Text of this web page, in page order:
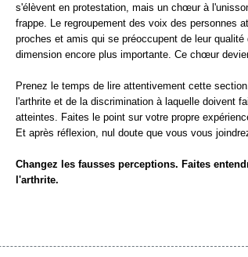
s'élèvent en protestation, mais un chœur à
frappe. Le regroupement des voix des personnes
proches et amis qui se préoccupent de leur
dimension encore plus importante. Ce chœur
Prenez le temps de lire attentivement cette
l'arthrite et de la discrimination à laquelle doivent
atteintes. Faites le point sur votre propre
Et après réflexion, nul doute que vous vous
Changez les fausses perceptions. Faites
l'arthrite.